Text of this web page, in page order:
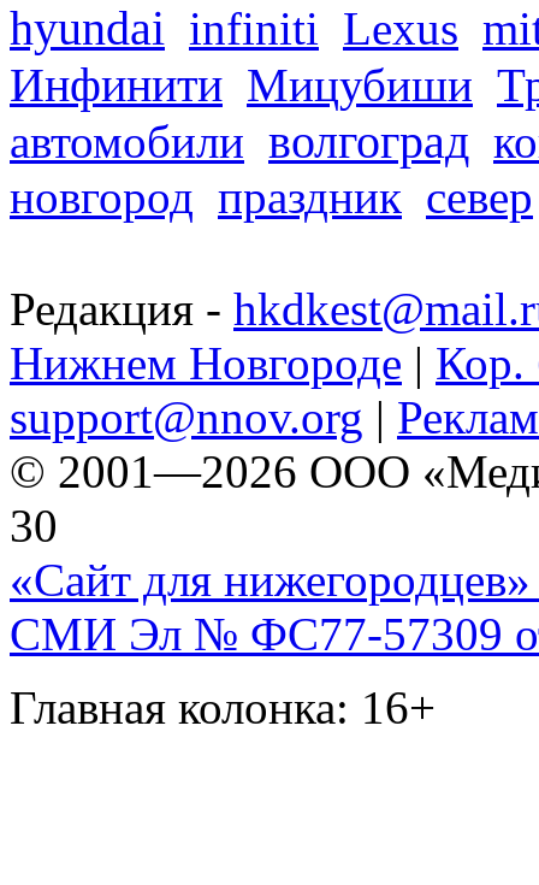
hyundai infiniti Lexus
Инфинити Мицубиши
автомобили волгоград
новгород праздник север
Редакция -
Нижнем Новгороде | Кор.
support@nnov.org |
© 2001—2026 ООО
30
«Сайт для нижегородцев»
СМИ Эл № ФС77-57309
Главная колонка: 16+